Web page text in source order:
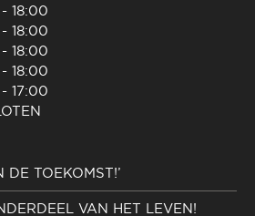
18:00
18:00
18:00
18:00
17:00
DE TOEKOMST!’
VAN HET LEVEN!